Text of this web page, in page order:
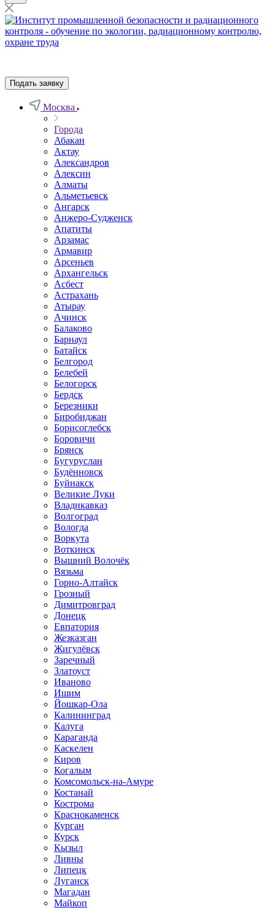
Подать заявку
Москва
Города
Абакан
Актау
Александров
Алексин
Алматы
Альметьевск
Ангарск
Анжеро-Судженск
Апатиты
Арзамас
Армавир
Арсеньев
Архангельск
Асбест
Астрахань
Атырау
Ачинск
Балаково
Барнаул
Батайск
Белгород
Белебей
Белогорск
Бердск
Березники
Биробиджан
Борисоглебск
Боровичи
Брянск
Бугуруслан
Будённовск
Буйнакск
Великие Луки
Владикавказ
Волгоград
Вологда
Воркута
Воткинск
Вышний Волочёк
Вязьма
Горно-Алтайск
Грозный
Димитровград
Донецк
Евпатория
Жезказган
Жигулёвск
Заречный
Златоуст
Иваново
Ишим
Йошкар-Ола
Калининград
Калуга
Караганда
Каскелен
Киров
Когалым
Комсомольск-на-Амуре
Костанай
Кострома
Краснокаменск
Курган
Курск
Кызыл
Ливны
Липецк
Луганск
Магадан
Майкоп